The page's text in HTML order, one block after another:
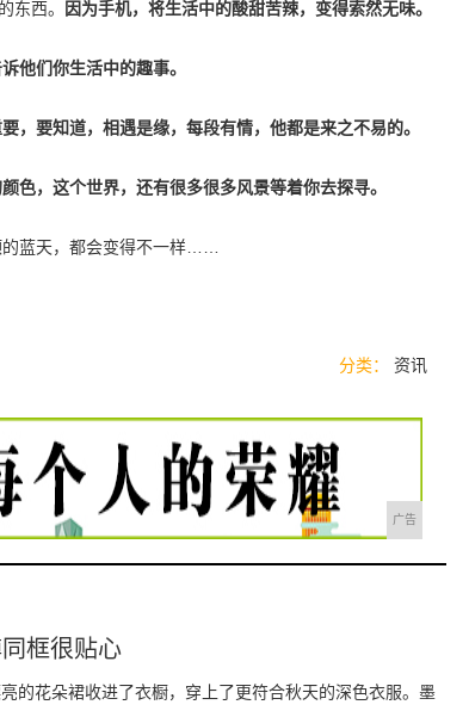
东西。 因为手机，将生活中的酸甜苦辣，变得索然无味。
他们你生活中的趣事。
，要知道，相遇是缘，每段有情，他都是来之不易的。
色，这个世界，还有很多很多风景等着你去探寻。
蓝天，都会变得不一样……
分类： 资讯
广告
框很贴心
的花朵裙收进了衣橱，穿上了更符合秋天的深色衣服。墨